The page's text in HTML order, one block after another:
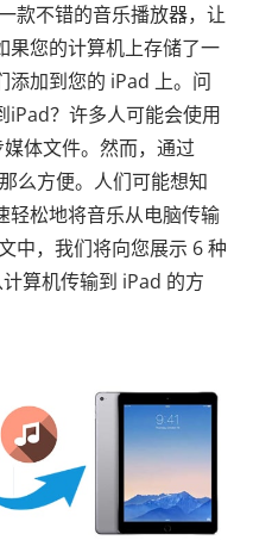
款不错的音乐播放器，让
果您的计算机上存储了一
添加到您的 iPad 上。问
iPad？许多人可能会使用
体文件。然而，通过
么方便。人们可能想知
轻松地将音乐从电脑传输
中，我们将向您展示 6 种
算机传输到 iPad 的方